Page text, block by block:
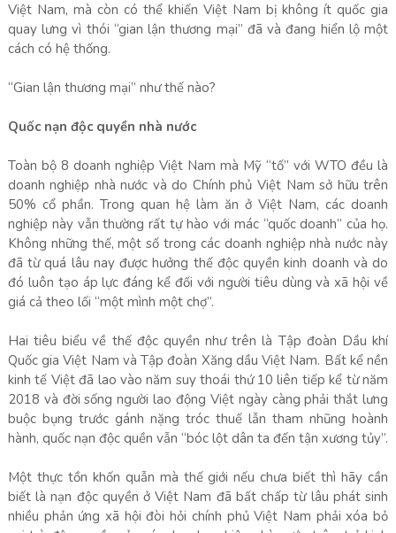
Việt Nam, mà còn có thể khiến Việt Nam bị không ít quốc gia
quay lưng vì thói “gian lận thương mại” đã và đang hiển lộ một
cách có hệ thống.
“Gian lận thương mại” như thế nào?
Quốc nạn độc quyền nhà nước
Toàn bộ 8 doanh nghiệp Việt Nam mà Mỹ “tố” với WTO đều là
doanh nghiệp nhà nước và do Chính phủ Việt Nam sở hữu trên
50% cổ phần. Trong quan hệ làm ăn ở Việt Nam, các doanh
nghiệp này vẫn thường rất tự hào với mác “quốc doanh” của họ.
Không những thế, một số trong các doanh nghiệp nhà nước này
đã từ quá lâu nay được hưởng thế độc quyền kinh doanh và do
đó luôn tạo áp lực đáng kể đối với người tiêu dùng và xã hội về
giá cả theo lối “một mình một chợ”.
Hai tiêu biểu về thế độc quyền như trên là Tập đoàn Dầu khí
Quốc gia Việt Nam và Tập đoàn Xăng dầu Việt Nam. Bất kể nền
kinh tế Việt đã lao vào năm suy thoái thứ 10 liên tiếp kể từ năm
2018 và đời sống người lao động Việt ngày càng phải thắt lưng
buộc bụng trước gánh nặng tróc thuế lẫn tham nhũng hoành
hành, quốc nạn độc quền vẫn “bóc lột dân ta đến tận xương tủy”.
Một thực tồn khốn quẫn mà thế giới nếu chưa biết thì hãy cần
biết là nạn độc quyền ở Việt Nam đã bất chấp từ lâu phát sinh
nhiều phản ứng xã hội đòi hỏi chính phủ Việt Nam phải xóa bỏ